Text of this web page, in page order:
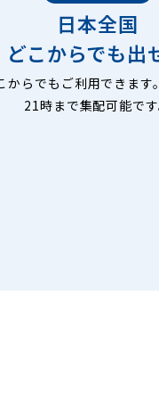
日本全国
どこからでも出
からでもご利用できます
21時まで集配可能です